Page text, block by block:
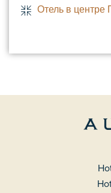
Отель в центре